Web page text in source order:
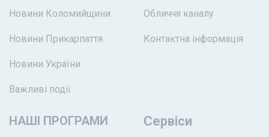
Новини Коломийщини
Новини Прикарпаття
Новини України
Важливі події
Обличчя каналу
Контактна інформація
НАШІ ПРОГРАМИ Сервіси